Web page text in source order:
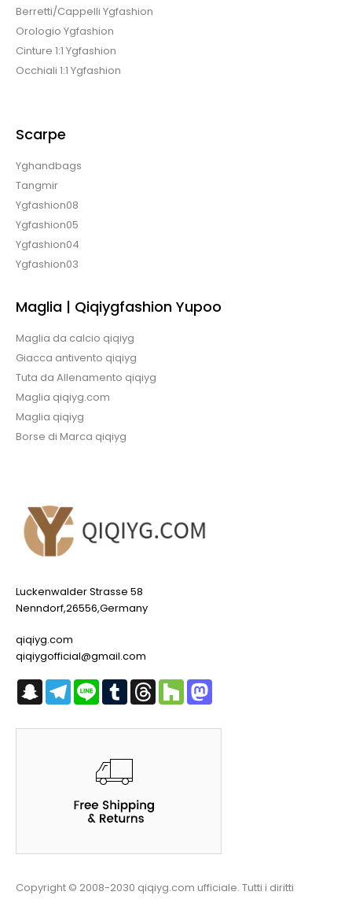
Berretti/Cappelli Ygfashion
Orologio Ygfashion
Cinture 1:1 Ygfashion
Occhiali 1:1 Ygfashion
Scarpe
Yghandbags
Tangmir
Ygfashion08
Ygfashion05
Ygfashion04
Ygfashion03
Maglia | Qiqiygfashion Yupoo
Maglia da calcio qiqiyg
Giacca antivento qiqiyg
Tuta da Allenamento qiqiyg
Maglia qiqiyg.com
Maglia qiqiyg
Borse di Marca qiqiyg
Luckenwalder Strasse 58
Nenndorf,26556,Germany
qiqiyg.com
qiqiygofficial@gmail.com
SnapchatTelegram
Line TumblrThreadsHouzz
Copyright © 2008-2030 qiqiyg.com ufficiale. Tutti i diritti